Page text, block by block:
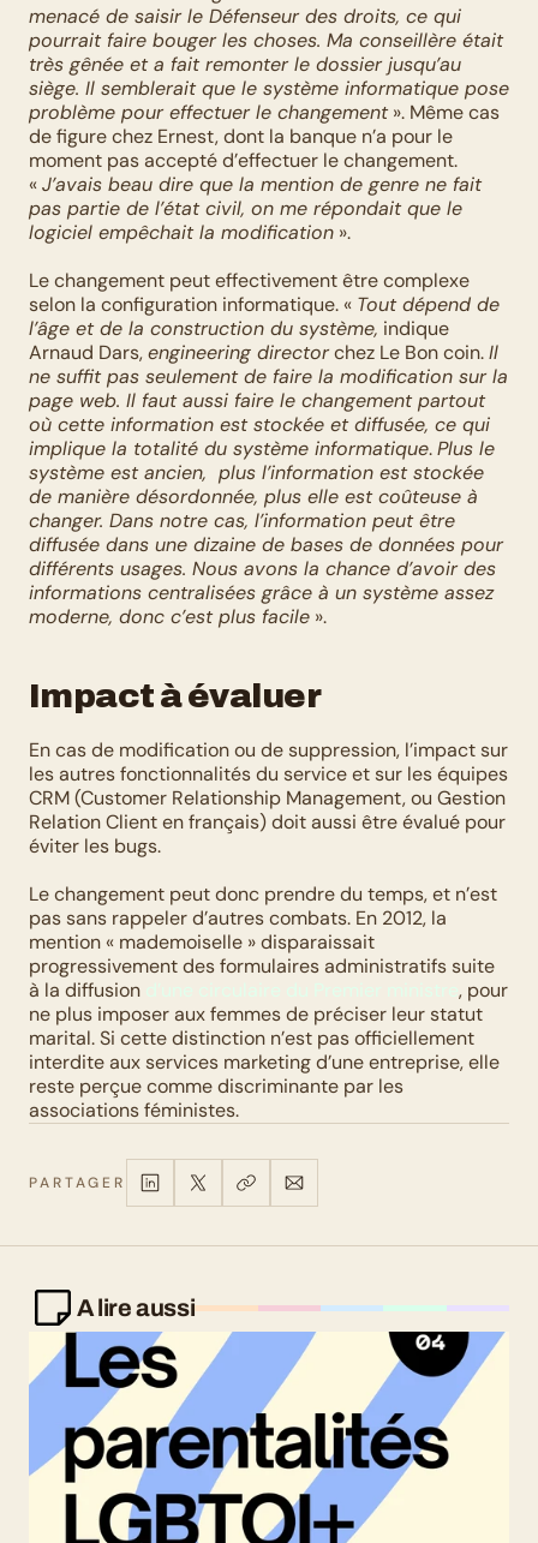
menacé de saisir le Défenseur des droits, ce qui
pourrait faire bouger les choses. Ma conseillère était
très gênée et a fait remonter le dossier jusqu’au
siège. Il semblerait que le système informatique pose
problème pour effectuer le changement ». Même cas
de figure chez Ernest, dont la banque n’a pour le
moment pas accepté d’effectuer le changement.
« J’avais beau dire que la mention de genre ne fait
pas partie de l’état civil, on me répondait que le
logiciel empêchait la modification ».
Le changement peut effectivement être complexe
selon la configuration informatique. « Tout dépend de
l’âge et de la construction du système, indique
Arnaud Dars, engineering director chez Le Bon coin. Il
ne suffit pas seulement de faire la modification sur la
page web. Il faut aussi faire le changement partout
où cette information est stockée et diffusée, ce qui
implique la totalité du système informatique. Plus le
système est ancien,  plus l’information est stockée
de manière désordonnée, plus elle est coûteuse à
changer. Dans notre cas, l’information peut être
diffusée dans une dizaine de bases de données pour
différents usages. Nous avons la chance d’avoir des
informations centralisées grâce à un système assez
moderne, donc c’est plus facile ».
Impact à évaluer
En cas de modification ou de suppression, l’impact sur
les autres fonctionnalités du service et sur les équipes
CRM (Customer Relationship Management, ou Gestion
Relation Client en français) doit aussi être évalué pour
éviter les bugs.
Le changement peut donc prendre du temps, et n’est
pas sans rappeler d’autres combats. En 2012, la
mention « mademoiselle » disparaissait
progressivement des formulaires administratifs suite
à la diffusion
, pour
ne plus imposer aux femmes de préciser leur statut
marital. Si cette distinction n’est pas officiellement
interdite aux services marketing d’une entreprise, elle
reste perçue comme discriminante par les
associations féministes.
PARTAGER
A lire aussi